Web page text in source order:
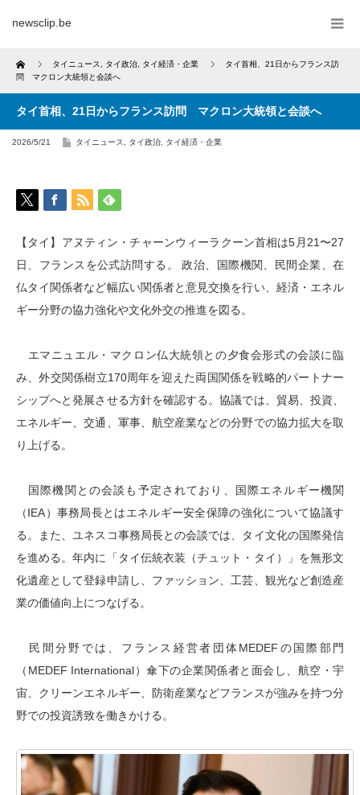
newsclip.be
Home タイニュース タイ政治 タイ経済・企業
タイ首相、21日からフランス訪
問 マクロン大統領と会談へ
タイ首相、21日からフランス訪問 マクロン大統領と会談へ
2026/5/21 タイニュース タイ政治 タイ経済・企業
【タイ】アヌティン・チャーンウィーラクーン首相は5月21〜27
日、フランスを公式訪問する。 政治、国際機関、民間企業、在
仏タイ関係者など幅広い関係者と意見交換を行い、経済・エネル
ギー分野の協力強化や文化外交の推進を図る。
エマニュエル・マクロン仏大統領との夕食会形式の会談に臨
み、外交関係樹立170周年を迎えた両国関係を戦略的パートナー
シップへと発展させる方針を確認する。協議では、貿易、投資、
エネルギー、交通、軍事、航空産業などの分野での協力拡大を取
り上げる。
国際機関との会談も予定されており、国際エネルギー機関
（IEA）事務局長とはエネルギー安全保障の強化について協議す
る。また、ユネスコ事務局長との会談では、タイ文化の国際発信
を進める。年内に「タイ伝統衣装（チュット・タイ）」を無形文
化遺産として登録申請し、ファッション、工芸、観光など創造産
業の価値向上につなげる。
民間分野では、フランス経営者団体MEDEFの国際部門
（MEDEF International）傘下の企業関係者と面会し、航空・宇
宙、クリーンエネルギー、防衛産業などフランスが強みを持つ分
野での投資誘致を働きかける。